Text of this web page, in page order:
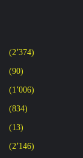
(2٬374)
(90)
(1٬006)
(834)
(13)
(2٬146)